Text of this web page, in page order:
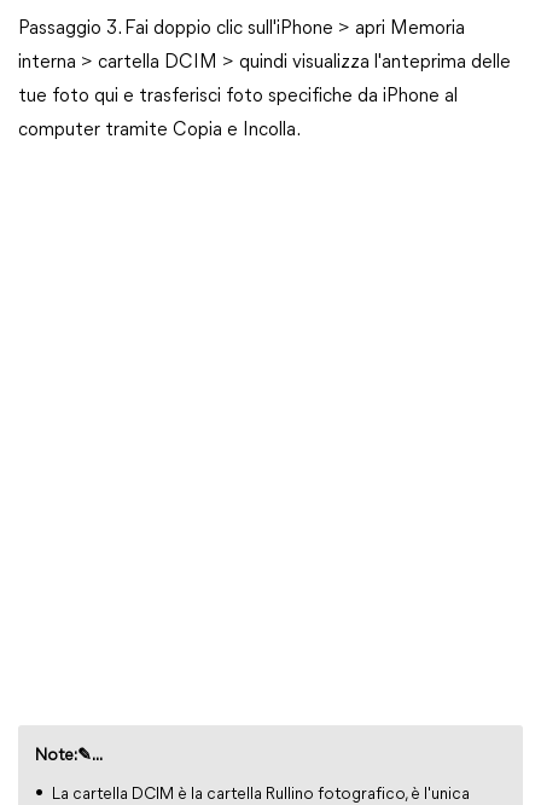
Passaggio 3. Fai doppio clic sull'iPhone > apri Memoria
interna > cartella DCIM > quindi visualizza l'anteprima delle
tue foto qui e trasferisci foto specifiche da iPhone al
computer tramite Copia e Incolla.
Note:✎...
La cartella DCIM è la cartella Rullino fotografico, è l'unica